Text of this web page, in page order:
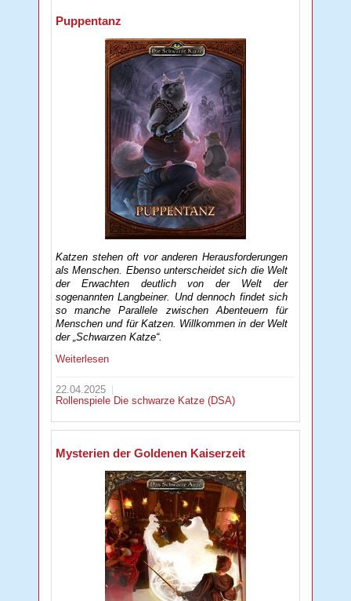
Puppentanz
Katzen stehen oft vor anderen Herausforderungen
als Menschen. Ebenso unterscheidet sich die Welt
der Erwachten deutlich von der Welt der
sogenannten Langbeiner. Und dennoch findet sich
so manche Parallele zwischen Abenteuern für
Menschen und für Katzen. Willkommen in der Welt
der „Schwarzen Katze“.
Weiterlesen
22.04.2025
Rollenspiele Die schwarze Katze (DSA)
Mysterien der Goldenen Kaiserzeit